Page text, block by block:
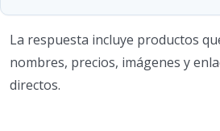
La respuesta incluye productos
nombres, precios, imágenes y
directos.